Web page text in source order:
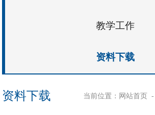
教学工作
资料下载
资料下载 当前位置： 网站首页 -